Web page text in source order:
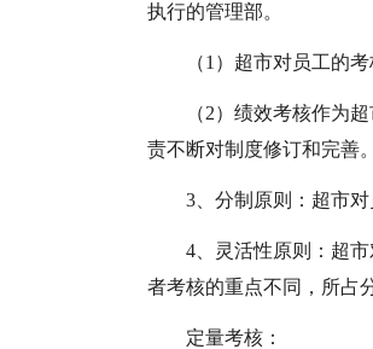
执行的管理部。
（1）超市对员工的
（2）绩效考核作为
责不断对制度修订和完善。
3、分制原则：超市
4、灵活性原则：超
者考核的重点不同，所占
定量考核：